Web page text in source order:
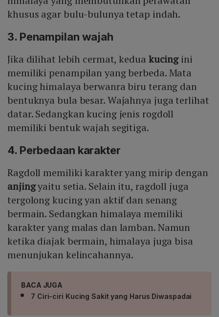
khusus agar bulu-bulunya tetap indah.
3. Penampilan wajah
Jika dilihat lebih cermat, kedua kucingini
memiliki penampilan yang berbeda. Mata
kucing himalaya berwanra biru terang dan
bentuknya bula besar. Wajahnya juga terlihat
datar. Sedangkan kucing jenis rogdoll
memiliki bentuk wajah segitiga.
4. Perbedaan karakter
Ragdoll memiliki karakter yang mirip dengan
anjingyaitu setia. Selain itu, ragdoll juga
tergolong kucing yan aktif dan senang
bermain. Sedangkan himalaya memiliki
karakter yang malas dan lamban. Namun
ketika diajak bermain, himalaya juga bisa
menunjukan kelincahannya.
BACA JUGA
7 Ciri-ciri Kucing Sakit yang Harus Diwaspadai